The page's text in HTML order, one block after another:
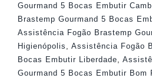
Gourmand 5 Bocas Embutir
Brastemp Gourmand 5 Bocas
Assistência Fogão Brastemp
Higienópolis
Assistência Fogão
Bocas Embutir Liberdade
Gourmand 5 Bocas Embutir Bom